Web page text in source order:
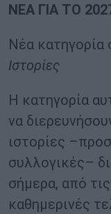
ΝΕΑ ΓΙΑ ΤΟ
Νέα κατηγορία
Ιστορίες
Η κατηγορία
να
ιστορίες
συλλογικές–
σήμερα, από
καθημερινές